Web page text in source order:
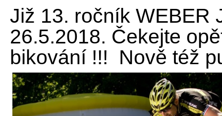
Již 13. ročník WEBER
26.5.2018. Čekejte
bikování !!! Nově též